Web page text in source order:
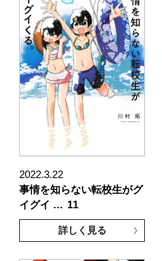
2022.3.22
事情を知らない転校生がグ
イグイ … 11
詳しく見る